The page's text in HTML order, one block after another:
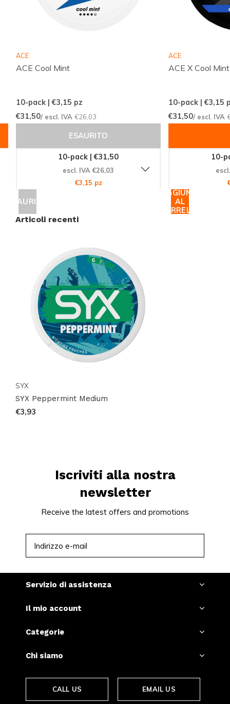
freschezza immediata e duratura.
Peppermint Medium
prodotti alla nicotina. Esplora la nostra vasta
collezione e scopri nuovi preferiti. Non aspettare,
SYX Peppermint Medium
la comodità dello shopping online con uno dei leader
mondiali nel settore. Approfitta della nostra
spedizione globale efficiente e assicurati di ricevere i
tuoi prodotti rapidamente e in perfette condizioni.
Ordina oggi stesso e scopri la differenza con SYX!
ACE
ACE Cool Mint
10-pack | €3,15 pz
€31,50/ escl. IVA€26,03
ESAURITO
10-pack | €31,50
escl. IVA €26,03
€3,15 pz
ESAURITO
ACE
ACE X Cool Mint
10-pack | €3,15
€31,50/ escl. IVA
10-
AGGIUNGI
AL
CARRELLO
Articoli recenti
SYX
SYX Peppermint Medium
€3,93
Iscriviti alla nostra
newsletter
Receive the latest offers and promotions
Servizio di assistenza
Il mio account
Categorie
Chi siamo
CALL US EMAIL US